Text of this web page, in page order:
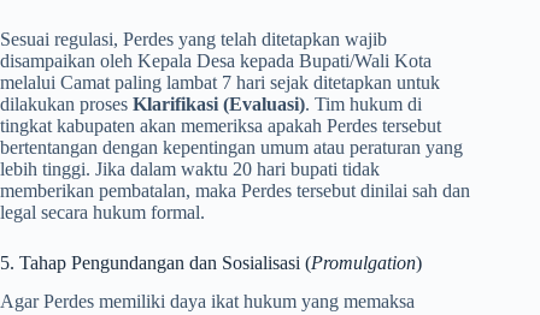
Sesuai regulasi, Perdes yang telah ditetapkan wajib
disampaikan oleh Kepala Desa kepada Bupati/Wali Kota
melalui Camat paling lambat 7 hari sejak ditetapkan untuk
dilakukan proses Klarifikasi (Evaluasi). Tim hukum di
tingkat kabupaten akan memeriksa apakah Perdes tersebut
bertentangan dengan kepentingan umum atau peraturan yang
lebih tinggi. Jika dalam waktu 20 hari bupati tidak
memberikan pembatalan, maka Perdes tersebut dinilai sah dan
legal secara hukum formal.
5. Tahap Pengundangan dan Sosialisasi (Promulgation)
Agar Perdes memiliki daya ikat hukum yang memaksa